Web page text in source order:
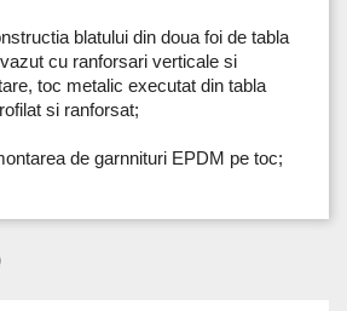
blatului din doua foi de tabla
cu ranforsari verticale si
toc metalic executat din tabla
si ranforsat;
de garnnituri EPDM pe toc;